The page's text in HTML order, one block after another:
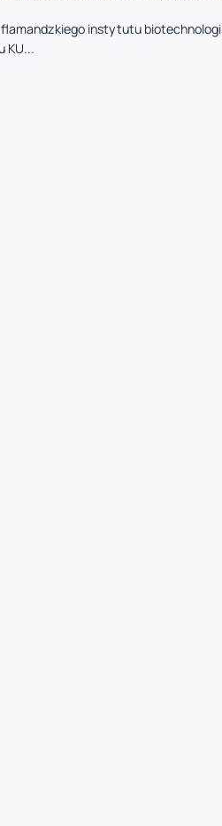
instytutu
KU...